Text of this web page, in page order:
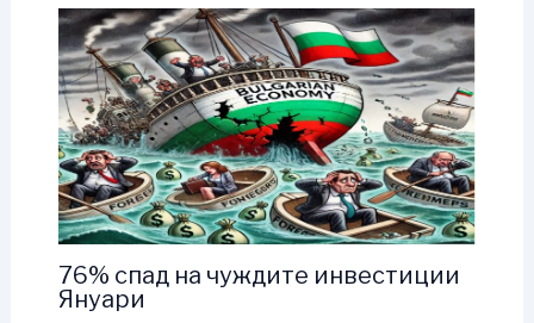
76% спад на чуждите инвестиции
Януари